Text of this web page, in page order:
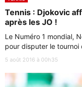
Tennis : Djokovic
après les JO !
Le Numéro 1 mondial,
pour disputer le tournoi
5 août 2016 à 00h35